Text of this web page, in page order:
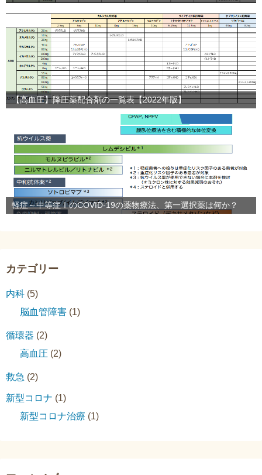
【高血圧】降圧薬配合剤の一覧表【2022年版】
軽症～中等症ⅠのCOVID-19の薬物療法、第一選択薬は何か？
カテゴリー
内科 (5)
脳血管障害 (1)
循環器 (2)
高血圧 (2)
救急 (2)
新型コロナ (1)
新型コロナ治療 (1)